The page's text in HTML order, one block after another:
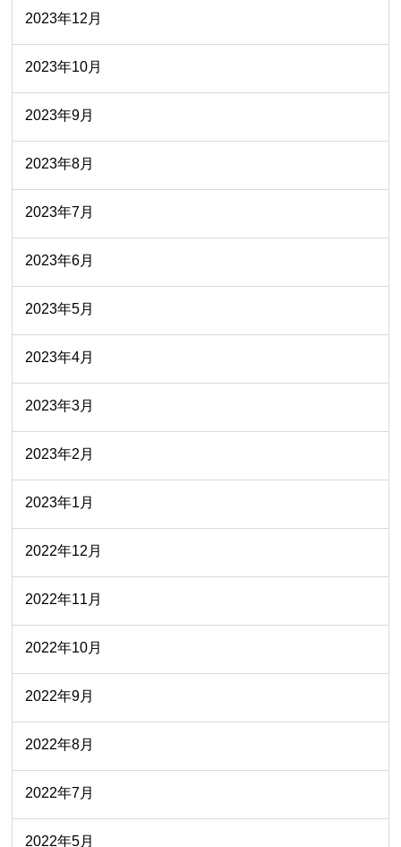
2023年12月
2023年10月
2023年9月
2023年8月
2023年7月
2023年6月
2023年5月
2023年4月
2023年3月
2023年2月
2023年1月
2022年12月
2022年11月
2022年10月
2022年9月
2022年8月
2022年7月
2022年5月